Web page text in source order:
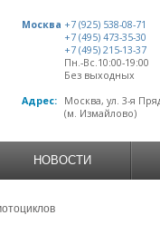
Москва +7 (925) 538-08-71
+7 (495) 473-35-30
+7 (495) 215-13-37
Пн.-Вс.10:00-19:00
Без выходных
Адрес:
Москва, ул. 3-я
(м. Измайлово)
НОВОСТИ